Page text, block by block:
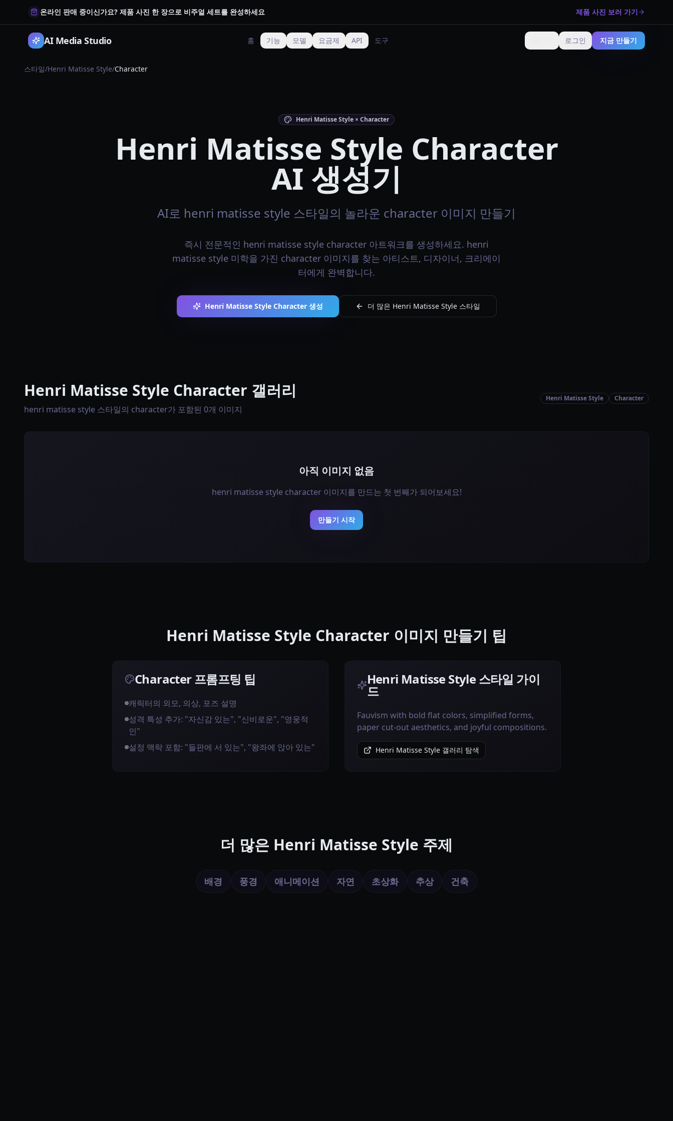
온라인 판매 중이신가요? 제품 사진 한 장으로 비주얼 세트를 완성하세요 제품 사진 보러 가기
AI Media Studio 홈 기능 모델 요금제 API 도구 언어 변경로그인 지금 만들기
스타일/Henri Matisse Style/Character
Henri Matisse Style × Character
Henri Matisse Style Character
AI 생성기
AI로 henri matisse style 스타일의 놀라운 character 이미지 만들기
즉시 전문적인 henri matisse style character 아트워크를 생성하세요. henri
matisse style 미학을 가진 character 이미지를 찾는 아티스트, 디자이너, 크리에이
터에게 완벽합니다.
Henri Matisse Style Character 생성 더 많은 Henri Matisse Style 스타일
Henri Matisse Style Character 갤러리
henri matisse style 스타일의 character가 포함된 0개 이미지
Henri Matisse Style Character
아직 이미지 없음
henri matisse style character 이미지를 만드는 첫 번째가 되어보세요!
만들기 시작
Henri Matisse Style Character 이미지 만들기 팁
Character 프롬프팅 팁
캐릭터의 외모, 의상, 포즈 설명
성격 특성 추가: "자신감 있는", "신비로운", "영웅적
인"
설정 맥락 포함: "들판에 서 있는", "왕좌에 앉아 있는"
Henri Matisse Style 스타일 가이
드
Fauvism with bold flat colors, simplified forms,
paper cut-out aesthetics, and joyful compositions.
Henri Matisse Style 갤러리 탐색
더 많은 Henri Matisse Style 주제
배경 풍경 애니메이션 자연 초상화 추상 건축